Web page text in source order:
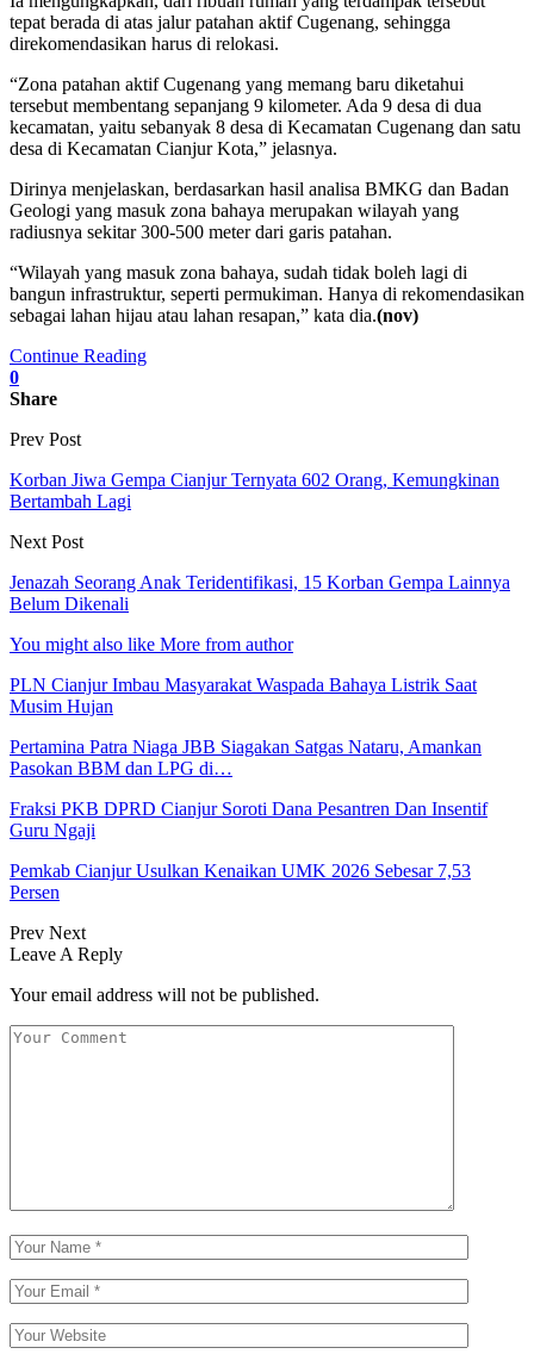
tepat berada di atas jalur patahan aktif Cugenang, sehingga
direkomendasikan harus di relokasi.
“Zona patahan aktif Cugenang yang memang baru diketahui
tersebut membentang sepanjang 9 kilometer. Ada 9 desa di dua
kecamatan, yaitu sebanyak 8 desa di Kecamatan Cugenang dan satu
desa di Kecamatan Cianjur Kota,” jelasnya.
Dirinya menjelaskan, berdasarkan hasil analisa BMKG dan Badan
Geologi yang masuk zona bahaya merupakan wilayah yang
radiusnya sekitar 300-500 meter dari garis patahan.
“Wilayah yang masuk zona bahaya, sudah tidak boleh lagi di
bangun infrastruktur, seperti permukiman. Hanya di rekomendasikan
sebagai lahan hijau atau lahan resapan,” kata dia.(nov)
Continue Reading
0
Share
Prev Post
Korban Jiwa Gempa Cianjur Ternyata 602 Orang, Kemungkinan
Bertambah Lagi
Next Post
Jenazah Seorang Anak Teridentifikasi, 15 Korban Gempa Lainnya
Belum Dikenali
You might also like More from author
PLN Cianjur Imbau Masyarakat Waspada Bahaya Listrik Saat
Musim Hujan
Pertamina Patra Niaga JBB Siagakan Satgas Nataru, Amankan
Pasokan BBM dan LPG di…
Fraksi PKB DPRD Cianjur Soroti Dana Pesantren Dan Insentif
Guru Ngaji
Pemkab Cianjur Usulkan Kenaikan UMK 2026 Sebesar 7,53
Persen
Prev Next
Leave A Reply
Your email address will not be published.